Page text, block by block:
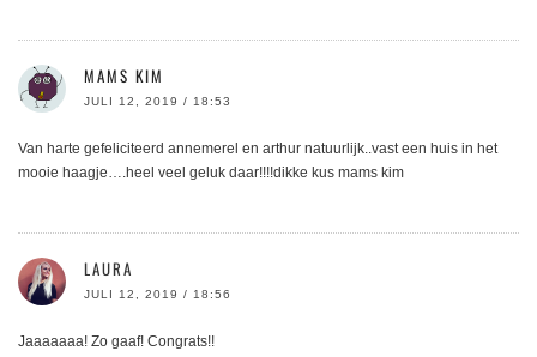
MAMS KIM
JULI 12, 2019 / 18:53
Van harte gefeliciteerd annemerel en arthur natuurlijk..vast een huis in het
mooie haagje….heel veel geluk daar!!!!dikke kus mams kim
LAURA
JULI 12, 2019 / 18:56
Jaaaaaaa! Zo gaaf! Congrats!!